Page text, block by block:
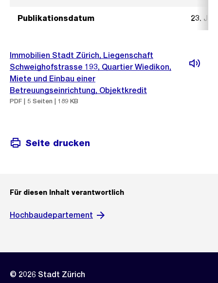
Publikationsdatum 23.
Immobilien Stadt Zürich, Liegenschaft
Schweighofstrasse 193, Quartier Wiedikon,
Miete und Einbau einer
Betreuungseinrichtung, Objektkredit
PDF | 5 Seiten | 189 KB
Seite drucken
Für diesen Inhalt verantwortlich
Hochbaudepartement
© 2026 Stadt Zürich